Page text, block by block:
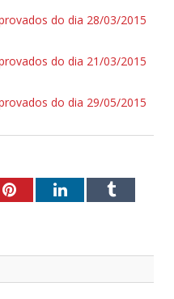
do dia 28/03/2015
do dia 21/03/2015
do dia 29/05/2015
PinterestLinkedInTumblr